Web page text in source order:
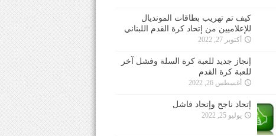
كيف تم تهريب بطاقات المونديال
للإعلاميين من إتحاد كرة القدم اللبناني
أكتوبر 27, 2022
إنجاز جديد للعبة كرة السلة وفشل آخر
للعبة كرة القدم
أغسطس 26, 2022
إتحاد ناجح وإتحاد فاشل
يوليو 25, 2022